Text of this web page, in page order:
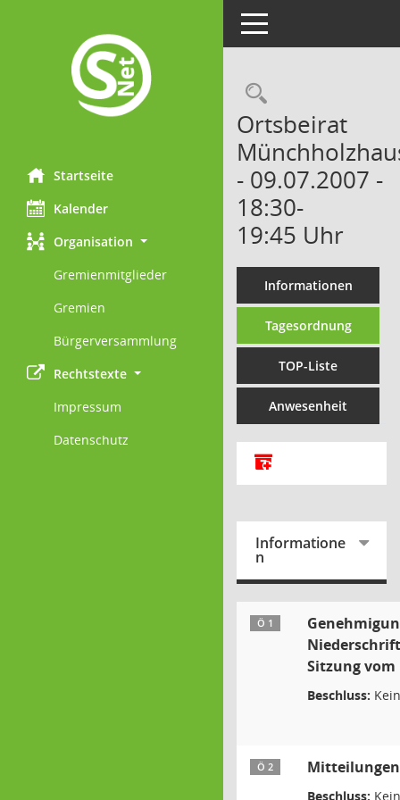
Startseite
Kalender
Organisation
Gremienmitglieder
Gremien
Bürgerversammlung
Rechtstexte
Impressum
Datenschutz
Toggle navigation
Ortsbeirat
- 09.07.2007 -
18:30-
19:45 Uhr
Informationen
Tagesordnung
TOP-Liste
Anwesenheit
Alle Dokumente zu
Informatione
n
Ö 1
Sitzung vom
Beschluss:
Ö 2 Mitteilungen
Beschluss: